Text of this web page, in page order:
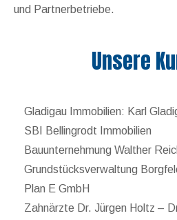
und Partnerbetriebe.
Unsere
Gladigau Immobilien: Karl
SBI Bellingrodt Immobilien
Bauunternehmung Walther
Grundstücksverwaltung
Plan E GmbH
Zahnärzte Dr. Jürgen Holtz –